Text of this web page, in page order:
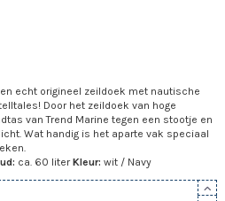
echt origineel zeildoek met nautische
Door het zeildoek van hoge
van Trend Marine tegen een stootje en
Wat handig is het aparte vak speciaal
ca. 60 literKleur: wit / Navy